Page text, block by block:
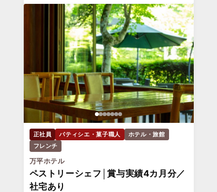
正社員 パティシエ・菓子職人
ホテル・旅館
フレンチ
万平ホテル
ペストリーシェフ│賞与実績4カ月分／
社宅あり